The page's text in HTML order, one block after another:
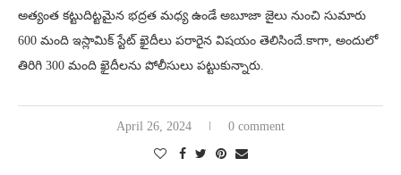
అత్యంత కట్టుదిట్టమైన భద్రత మధ్య ఉండే అబూజా జైలు నుంచి సుమారు
600 మంది ఇస్లామిక్ స్టేట్ ఖైదీలు పరారైన విషయం తెలిసిందే.కాగా, అందులో
తిరిగి 300 మంది ఖైదీలను పోలీసులు పట్టుకున్నారు.
April 26, 2024 0 comment